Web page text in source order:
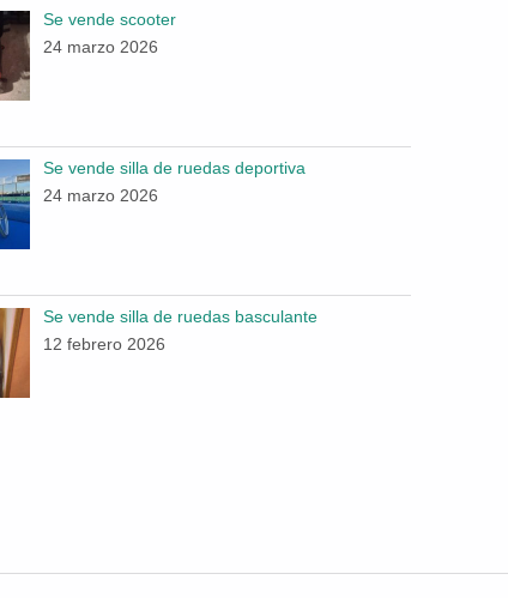
Se vende scooter
24 marzo 2026
Se vende silla de ruedas deportiva
24 marzo 2026
Se vende silla de ruedas basculante
12 febrero 2026